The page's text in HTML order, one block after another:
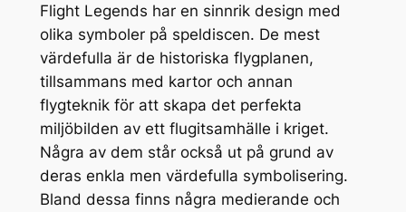
Flight Legends har en sinnrik design med
olika symboler på speldiscen. De mest
värdefulla är de historiska flygplanen,
tillsammans med kartor och annan
flygteknik för att skapa det perfekta
miljöbilden av ett flugitsamhälle i kriget.
Några av dem står också ut på grund av
deras enkla men värdefulla symbolisering.
Bland dessa finns några medierande och